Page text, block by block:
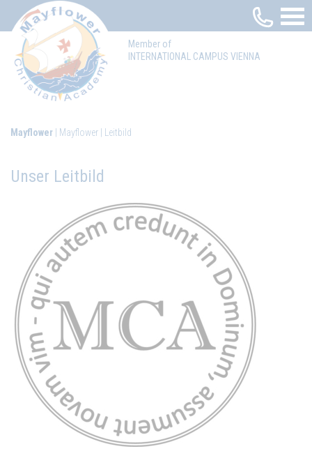
Member of
INTERNATIONAL CAMPUS VIENNA
Mayflower Mayflower Leitbild
Unser Leitbild